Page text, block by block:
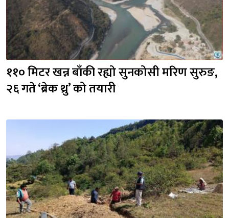
११० मिटर खन्न बाँकी रह्यो सुनकोसी मरिण सुरुङ,
२६ गते ‘ब्रेक थ्रु’ को तयारी